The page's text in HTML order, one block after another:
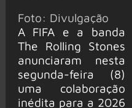
Foto: Divulgação
A FIFA e a banda
The Rolling Stones
anunciaram nesta
segunda-feira (8)
uma colaboração
inédita para a 2026